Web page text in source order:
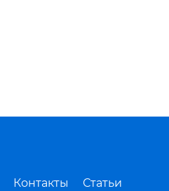
Контакты
Статьи